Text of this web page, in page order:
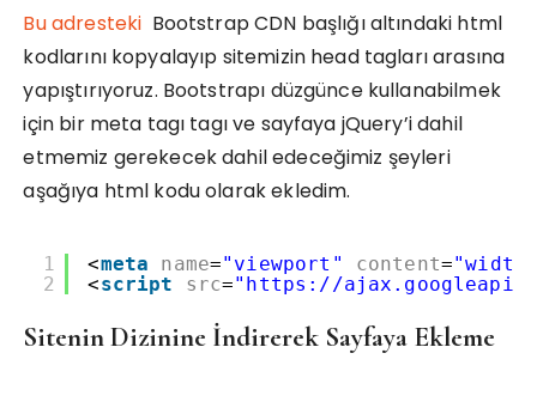
Bu adresteki Bootstrap CDN başlığı altındaki html
kodlarını kopyalayıp sitemizin head tagları arasına
yapıştırıyoruz. Bootstrapı düzgünce kullanabilmek
için bir meta tagı tagı ve sayfaya jQuery’i dahil
etmemiz gerekecek dahil edeceğimiz şeyleri
aşağıya html kodu olarak ekledim.
1
2
<meta name="viewport" content=
<script src=" https://
Sitenin Dizinine İndirerek Sayfaya Ekleme